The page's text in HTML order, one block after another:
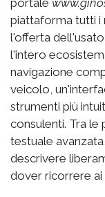
portale
piattaforma tutti i
l'offerta
l'intero
navigazione
veicolo,
strumenti più
consulenti. Tra le
testuale
descrivere
dover ricorrere ai